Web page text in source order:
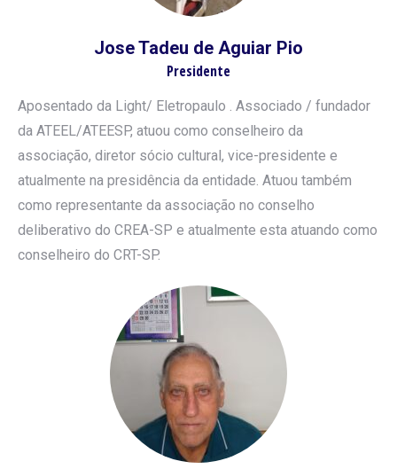
Jose Tadeu de Aguiar Pio
Presidente
Aposentado da Light/ Eletropaulo . Associado / fundador
da ATEEL/ATEESP, atuou como conselheiro da
associação, diretor sócio cultural, vice-presidente e
atualmente na presidência da entidade. Atuou também
como representante da associação no conselho
deliberativo do CREA-SP e atualmente esta atuando como
conselheiro do CRT-SP.